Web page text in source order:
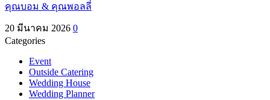
คุณบอม & คุณพอลลี่
20 มีนาคม 2026 0
Categories
Event
Outside Catering
Wedding House
Wedding Planner